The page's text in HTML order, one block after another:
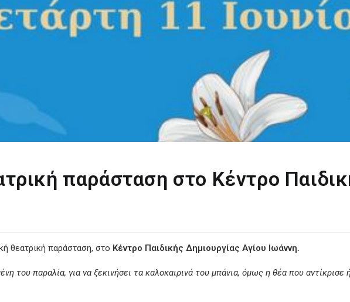
παράσταση στο Κέντρο
θεατρική παράσταση, στο Κέντρο Παιδικής Δημιουργίας Αγίου Ιωάννη.
του παραλία, για να ξεκινήσει τα καλοκαιρινά του μπάνια, όμως η θέα που